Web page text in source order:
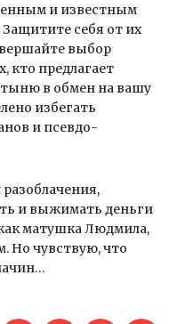
и известным
себя от их
выбор
кто предлагает
в обмен на вашу
избегать
и псевдо-
и выжимать деньги
матушка Людмила,
Но чувствую, что